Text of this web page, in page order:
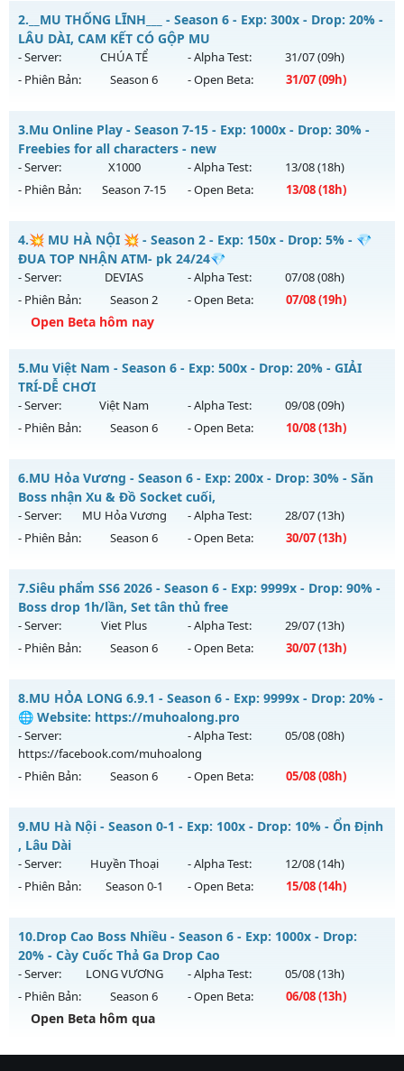
MU CỔ XƯA - Cày Cuốc 100%, Không Custom
Mu mới ra tháng 08 2026 - Mở máy chủ
ngày 01/08/2626
Exp: 100x - Drop: 10%
Thể loại: Mu Nguyên bản Webzen
Antihack: Phiên bản mới nhất
2. __MU THỐNG LĨNH___ - Season 6 - Exp: 300x - Drop: 20% -
LÂU DÀI, CAM KẾT CÓ GỘP MU
- Server: CHÚA TỂ - Alpha Test: 31/07(09h)
- Phiên Bản:
Season 6 - Open Beta: 31/07(09h)
__MU THỐNG LĨNH___ - LÂU DÀI, CAM KẾT CÓ GỘP MU
Mu mới ra tháng 07 2026 - Mở máy chủ
ngày 31/07/2626
Exp: 300x - Drop: 20%
Thể loại: Mu Nguyên bản Webzen
Antihack: UGK ANTIHACK
3.Mu Online Play - Season 7-15 - Exp: 1000x - Drop: 30% -
Freebies for all characters - new
- Server: X1000 - Alpha Test: 13/08(18h)
- Phiên Bản:
Season 7-15 - Open Beta: 13/08(18h)
Mu Online Play - Freebies for all characters - new
Mu mới ra tháng 08 2026 - Mở máy chủ
13/08/2626
Exp: 1000x - Drop: 30%
Kiểu reset: Reset In Game
Antihack: AntiShield
4.💥 MU HÀ NỘI 💥 - Season 2 - Exp: 150x - Drop: 5% - 💎
ĐUA TOP NHẬN ATM- pk 24/24💎
- Server: DEVIAS - Alpha Test: 07/08(08h)
- Phiên Bản:
Season 2 - Open Beta: 07/08(19h)
Open Beta hôm nay
💥 MU HÀ NỘI 💥 - 💎 ĐUA TOP NHẬN ATM- pk 24/24💎
Mu mới ra tháng 08 2026 - Mở máy chủ
ngày 07/08/2626
Exp: 150x - Drop: 5%
Thể loại: Mu Nguyên bản Webzen
Antihack: BDCAM
5.Mu Việt Nam - Season 6 - Exp: 500x - Drop: 20% - GIẢI
TRÍ-DỄ CHƠI
- Server: Việt Nam - Alpha Test: 09/08(09h)
- Phiên Bản:
Season 6 - Open Beta: 10/08(13h)
Mu Việt Nam - GIẢI TRÍ-DỄ CHƠI
Mu mới ra tháng 08 2026 - Mở máy chủ
ngày 10/08/2626
Exp: 500x - Drop: 20%
Thể loại: Mu Nguyên bản Webzen
Antihack: PRO
6.MU Hỏa Vương - Season 6 - Exp: 200x - Drop: 30% - Săn
Boss nhận Xu & Đồ Socket cuối,
- Server: MU Hỏa Vương - Alpha Test: 28/07(13h)
- Phiên Bản:
Season 6 - Open Beta: 30/07(13h)
MU Hỏa Vương - Săn Boss nhận Xu & Đồ Socket cuối,
Mu mới ra tháng 07 2026 - Mở máy chủ
13h ngày 30/07/2626
Exp: 200x - Drop: 30%
Thể loại: Mu Nguyên bản Webzen
Antihack: VietGuard
7.Siêu phẩm SS6 2026 - Season 6 - Exp: 9999x - Drop: 90% -
Boss drop 1h/lần, Set tân thủ free
- Server: Viet Plus - Alpha Test: 29/07(13h)
- Phiên Bản:
Season 6 - Open Beta: 30/07(13h)
Siêu phẩm SS6 2026 - Boss drop 1h/lần, Set tân thủ free
Mu mới ra tháng 07 2026 - Mở máy chủ
ngày 30/07/2626
Exp: 9999x - Drop: 90%
Antihack: Phoenix 2026
8.MU HỎA LONG 6.9.1 - Season 6 - Exp: 9999x - Drop: 20% -
🌐 Website: https://muhoalong.pro
- Server:
https://facebook.com/muhoalong
- Alpha Test: 05/08(08h)
- Phiên Bản: Season 6 - Open Beta: 05/08(08h)
MU HỎA LONG 6.9.1 - 🌐 Website: https://muhoalong.pro
Mu mới ra tháng 08 2026 - Mở máy chủ
https://facebook.com/muhoalongvào 08h ngày
05/08/2626
Kiểu reset: Non Reset
Thể loại: Mu Nguyên bản Webzen
Antihack: XShield
9.MU Hà Nội - Season 0-1 - Exp: 100x - Drop: 10% - Ổn Định
, Lâu Dài
- Server: Huyền Thoại - Alpha Test: 12/08(14h)
- Phiên Bản:
Season 0-1 - Open Beta: 15/08(14h)
MU Hà Nội - Ổn Định , Lâu Dài
Mu mới ra tháng 08 2026 - Mở máy chủ
14h ngày 15/08/2626
Exp: 100x - Drop: 10%
Kiểu reset: Reset In Game
Thể loại: Mu Nguyên bản Webzen
10.Drop Cao Boss Nhiều - Season 6 - Exp: 1000x - Drop:
20% - Cày Cuốc Thả Ga Drop Cao
- Server: LONG VƯƠNG - Alpha Test: 05/08(13h)
- Phiên Bản:
Season 6 - Open Beta: 06/08(13h)
Open Beta hôm qua
Drop Cao Boss Nhiều - Cày Cuốc Thả Ga Drop Cao